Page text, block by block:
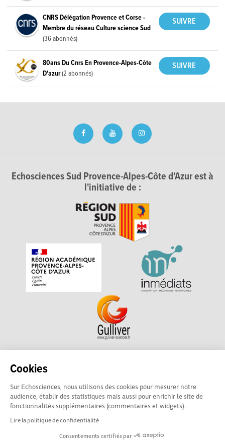
Cookies
Sur Echosciences, nous utilisons des cookies pour mesurer notre
audience, établir des statistiques mais aussi pour enrichir le site de
fonctionnalités supplémentaires (commentaires et widgets).
Lire la politique de confidentialité
Consentements certifiés par
CNRS Délégation Provence et Corse -
Membre du réseau Culture science Sud
(36 abonnés)
80ans Du Cnrs En Provence-Alpes-Côte
D'azur(2 abonnés)
Echosciences Sud Provence-Alpes-Côte d'Azur est à
l'initiative de :
Echosciences Sud Provence-Alpes-Côte d'Azur est à
académique pour la Recherche et l'Innovation Provence-
Alpes-Côte d'Azur. La plateforme est mise en oeuvre pour
vous parGulliver